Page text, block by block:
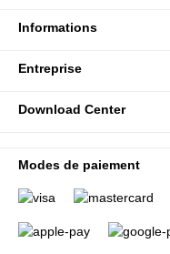
Informations
Entreprise
Download Center
Modes de paiement